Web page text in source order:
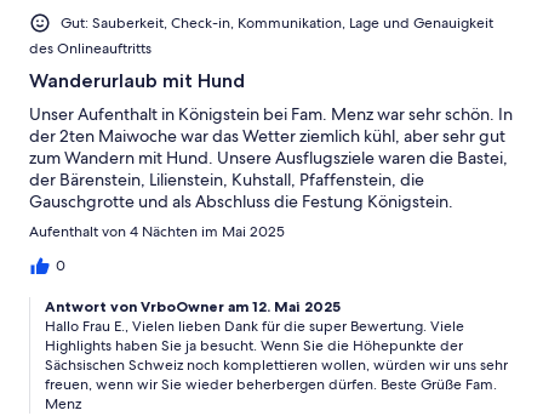
Gut: Sauberkeit, Check-in, Kommunikation, Lage und Genauigkeit
des Onlineauftritts
Wanderurlaub mit Hund
Unser Aufenthalt in Königstein bei Fam. Menz war sehr schön. In
der 2ten Maiwoche war das Wetter ziemlich kühl, aber sehr gut
zum Wandern mit Hund. Unsere Ausflugsziele waren die Bastei,
der Bärenstein, Lilienstein, Kuhstall, Pfaffenstein, die
Gauschgrotte und als Abschluss die Festung Königstein.
Aufenthalt von 4 Nächten im Mai 2025
0
Antwort von VrboOwner am 12. Mai 2025
Hallo Frau E., Vielen lieben Dank für die super Bewertung. Viele
Highlights haben Sie ja besucht. Wenn Sie die Höhepunkte der
Sächsischen Schweiz noch komplettieren wollen, würden wir uns sehr
freuen, wenn wir Sie wieder beherbergen dürfen. Beste Grüße Fam.
Menz